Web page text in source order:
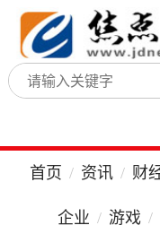
首页 资讯 财
企业 游戏